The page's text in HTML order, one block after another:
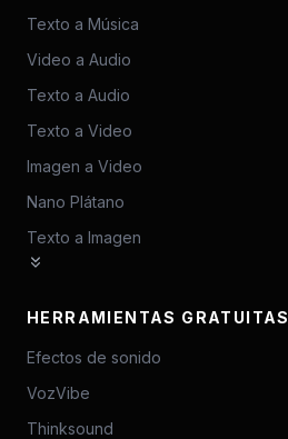
Texto a Música
Video a Audio
Texto a Audio
Texto a Video
Imagen a Video
Nano Plátano
Texto a Imagen
HERRAMIENTAS GRATUITAS
Efectos de sonido
VozVibe
Thinksound